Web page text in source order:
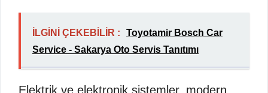
İLGİNİ ÇEKEBİLİR :
Toyotamir Bosch Car
Service - Sakarya Oto Servis Tanıtımı
Elektrik ve elektronik sistemler, modern